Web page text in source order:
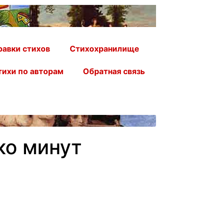
стихов Стихохранилище
по авторам Обратная связь
минут